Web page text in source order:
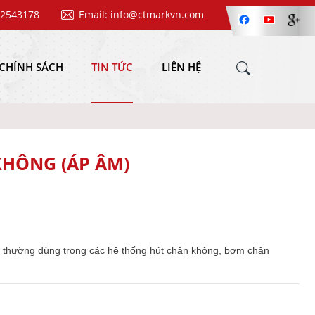
Email: info@ctmarkvn.com
SÁCH TIN TỨC LIÊN HỆ
(ÁP ÂM)
dùng trong các hệ thống hút chân không, bơm chân